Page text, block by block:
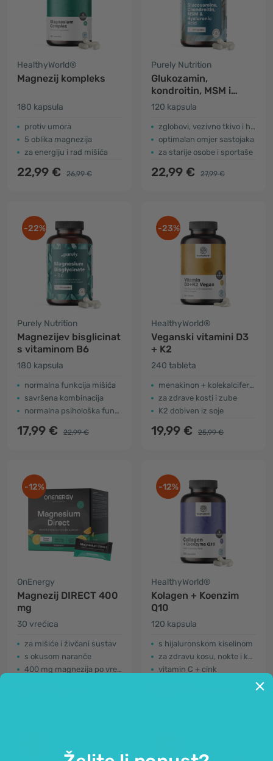
HealthyWorld®
Magnezij kompleks
180 kapsula
protiv umora
5 oblika magnezija
za energiju i rad mišića
22,99 € 26,99 €
Purely Nutrition
Glukozamin,
kondroitin, MSM i
hijaluronska kiselina
120 kapsula
zglobovi, vezivno tkivo i hrskavica
optimalan omjer sastojaka
za starije osobe i sportaše
22,99 € 27,99 €
-22%
Purely Nutrition
Magnezijev bisglicinat
s vitaminom B6
180 kapsula
normalna funkcija mišića
savršena kombinacija
normalna psihološka funkcija
17,99 € 22,99 €
-23%
HealthyWorld®
Veganski vitamini D3
+ K2
240 tableta
menakinon + kolekalciferol
za zdrave kosti i zube
K2 dobiven iz soje
19,99 € 25,99 €
-12%
OnEnergy
Magnezij DIRECT 400
mg
30 vrećica
za mišiće i živčani sustav
s okusom naranče
400 mg magnezija po vrećici
-12%
HealthyWorld®
Kolagen + Koenzim
Q10
120 kapsula
s hijaluronskom kiselinom
za zdravu kosu, nokte i kožu
vitamin C + cink